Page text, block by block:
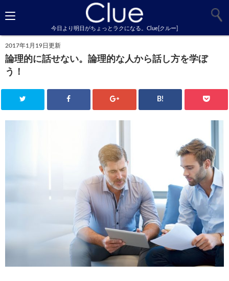
今日より明日がちょっとラクになる。Clue[クルー]
2017年1月19日更新
論理的に話せない。論理的な人から話し方を学ぼ
う！
B!